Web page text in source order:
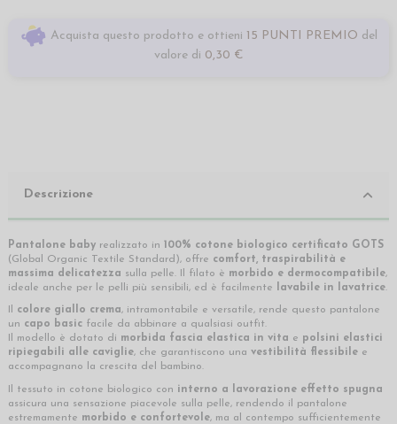
Acquista questo prodotto e ottieni 15 PUNTI PREMIO del
valore di 0,30 €
Descrizione
Pantalone baby realizzato in 100% cotone biologico certificato GOTS
(Global Organic Textile Standard), offre comfort, traspirabilità e
massima delicatezza sulla pelle. Il filato è morbido e dermocompatibile,
ideale anche per le pelli più sensibili, ed è facilmente lavabile in lavatrice.
colore giallo crema, intramontabile e versatile, rende questo pantalone
un capo basic facile da abbinare a qualsiasi outfit.
Il modello è dotato di morbida fascia elastica in vita e polsini elastici
ripiegabili alle caviglie, che garantiscono una vestibilità flessibile e
accompagnano la crescita del bambino.
Il tessuto in cotone biologico con interno a lavorazione effetto spugna
assicura una sensazione piacevole sulla pelle, rendendo il pantalone
estremamente morbido e confortevole, ma al contempo sufficientemente